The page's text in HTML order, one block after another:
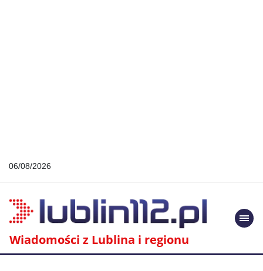
06/08/2026
Wiadomości z Lublina i regionu